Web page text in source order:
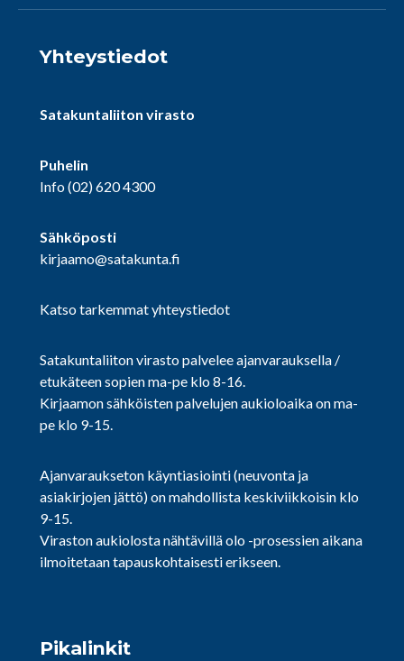
Yhteystiedot
Satakuntaliiton virasto
Puhelin
Info(02) 620 4300
Sähköposti
kirjaamo@satakunta.fi
Katso tarkemmat yhteystiedot
Satakuntaliiton virasto palvelee ajanvarauksella /
etukäteen sopien ma-pe klo 8-16.
Kirjaamon sähköisten palvelujen aukioloaika on ma-
pe klo 9-15.
Ajanvaraukseton käyntiasiointi (neuvonta ja
asiakirjojen jättö) on mahdollista keskiviikkoisin klo
9-15.
Viraston aukiolosta nähtävillä olo -prosessien aikana
ilmoitetaan tapauskohtaisesti erikseen.
Pikalinkit